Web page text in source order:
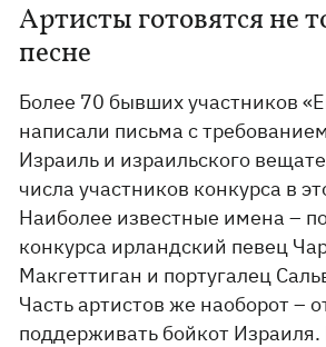
Артисты готовятся не
песне
Более 70 бывших участников
написали письма с
Израиль и израильского
числа участников конкурса в
Наиболее известные имена –
конкурса ирландский певец
Макгеттиган и португалец
Часть артистов же наоборот –
поддерживать бойкот